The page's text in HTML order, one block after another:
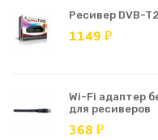
Ресивер DVB-
1149 ₽
Wi-Fi адаптер
для ресиверов
368 ₽